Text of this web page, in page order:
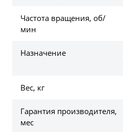
Частота вращения, об/
мин
Назначение
Вес, кг
Гарантия производителя,
мес